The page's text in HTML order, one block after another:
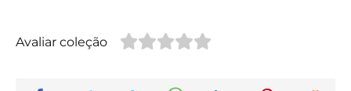
Avaliar coleção